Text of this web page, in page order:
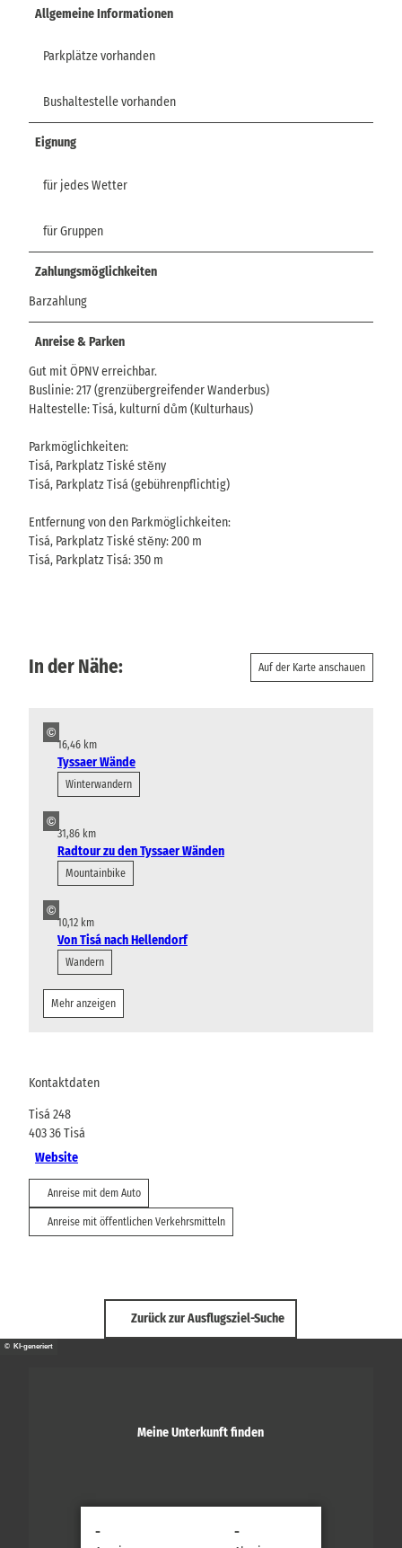
Allgemeine Informationen
Parkplätze vorhanden
Bushaltestelle vorhanden
Eignung
für jedes Wetter
für Gruppen
Zahlungsmöglichkeiten
Barzahlung
Anreise & Parken
Gut mit ÖPNV erreichbar.
Buslinie: 217 (grenzübergreifender Wanderbus)
Haltestelle: Tisá, kulturní dům (Kulturhaus)
Parkmöglichkeiten:
Tisá, Parkplatz Tiské stěny
Tisá, Parkplatz Tisá (gebührenpflichtig)
Entfernung von den Parkmöglichkeiten:
Tisá, Parkplatz Tiské stěny: 200 m
Tisá, Parkplatz Tisá: 350 m
In der Nähe: Auf der Karte anschauen
©
16,46 km
Tyssaer Wände
Winterwandern
©
31,86 km
Radtour zu den Tyssaer Wänden
Mountainbike
©
10,12 km
Von Tisá nach Hellendorf
Wandern
Mehr anzeigen
Kontaktdaten
Tisá 248
403 36Tisá
Website
Anreise mit dem Auto
Anreise mit öffentlichen Verkehrsmitteln
Zurück zur Ausflugsziel-Suche
© KI-generiert
Meine Unterkunft finden
- -